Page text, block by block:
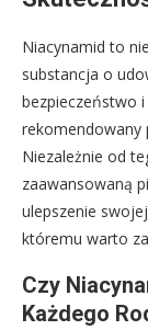
Niacynamid to
substancja o
bezpieczeństwo
rekomendowany
Niezależnie od
zaawansowaną
ulepszenie
któremu warto
Czy
Każdego